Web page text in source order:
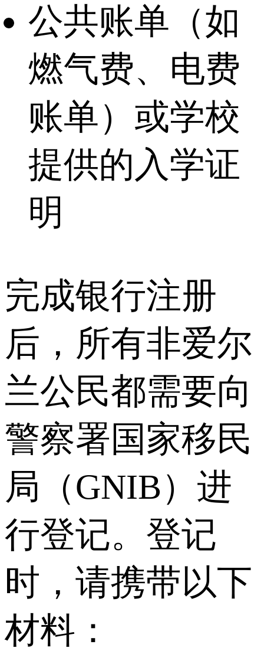
公共账单（如
燃气费、电费
账单）或学校
提供的入学证
明
完成银行注册
后，所有非爱尔
兰公民都需要向
警察署国家移民
局（GNIB）进
行登记。登记
时，请携带以下
材料：